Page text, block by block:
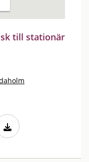
till stationär